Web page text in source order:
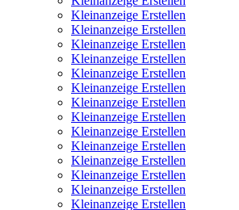
Kleinanzeige Erstellen
Kleinanzeige Erstellen
Kleinanzeige Erstellen
Kleinanzeige Erstellen
Kleinanzeige Erstellen
Kleinanzeige Erstellen
Kleinanzeige Erstellen
Kleinanzeige Erstellen
Kleinanzeige Erstellen
Kleinanzeige Erstellen
Kleinanzeige Erstellen
Kleinanzeige Erstellen
Kleinanzeige Erstellen
Kleinanzeige Erstellen